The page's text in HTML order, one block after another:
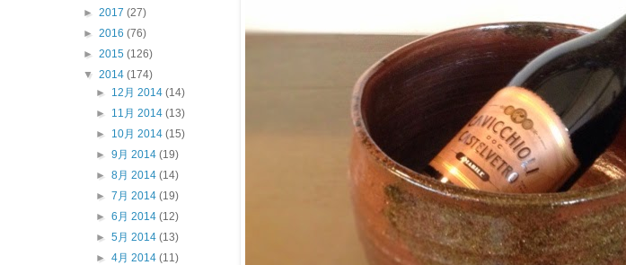
► 2017 (27)
► 2016 (76)
► 2015 (126)
▼ 2014 (174)
► 12月 2014(14)
► 11月 2014(13)
► 10月 2014(15)
►9月 2014(19)
►8月 2014(14)
►7月 2014(19)
►6月 2014(12)
►5月 2014(13)
►4月 2014(11)